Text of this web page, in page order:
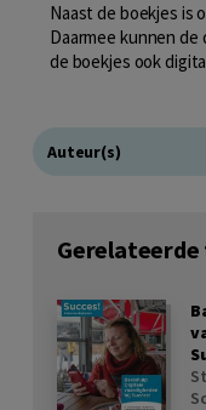
Naast de boekjes is
Daarmee kunnen
de boekjes ook
Auteur(s)